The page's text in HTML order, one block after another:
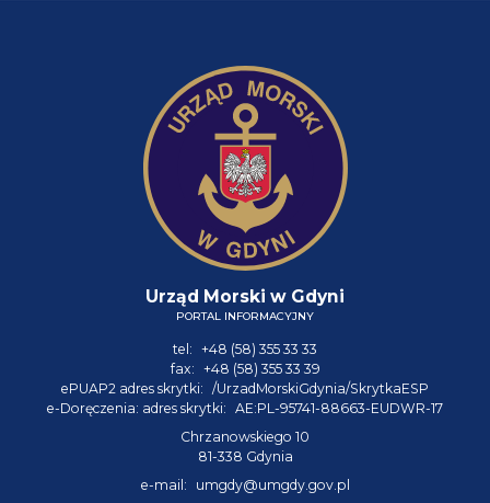
Urząd Morski w Gdyni
PORTAL INFORMACYJNY
tel: +48 (58) 355 33 33
fax: +48 (58) 355 33 39
ePUAP2 adres skrytki: /UrzadMorskiGdynia/SkrytkaESP
e-Doręczenia: adres skrytki: AE:PL-95741-88663-EUDWR-17
Chrzanowskiego 10
81-338 Gdynia
e-mail:
umgdy@umgdy.gov.pl